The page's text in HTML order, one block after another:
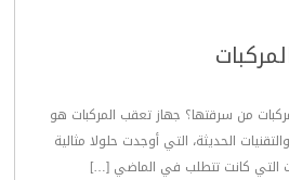
من سرقتها؟ جهاز تعقب المركبات هو
الحديثة، التي أوجدت حلولا مثالية
التي كانت تتطلب في الماضي […]